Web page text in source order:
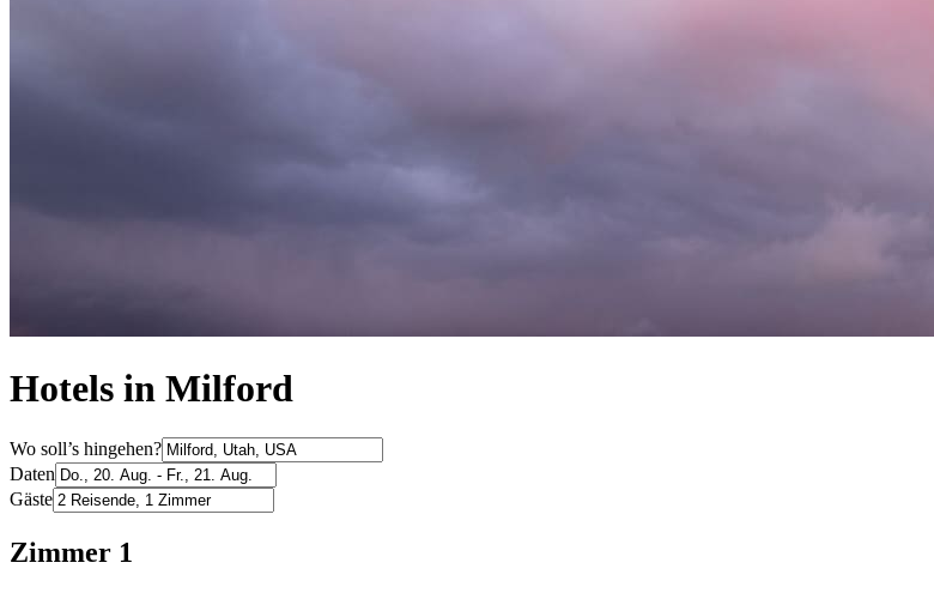
Hotels in Milford
Wo soll’s hingehen?
Daten
Gäste
Zimmer 1